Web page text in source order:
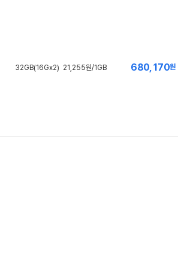
680,170원
32GB(16Gx2) 21,255원/1GB